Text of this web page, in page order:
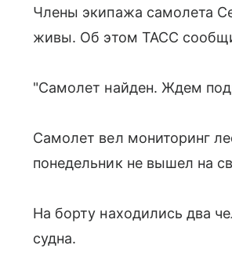
Члены экипажа самолета
живы. Об этом ТАСС
"Самолет найден. Ждем
Самолет вел мониторинг
понедельник не вышел на
На борту находились два
судна.